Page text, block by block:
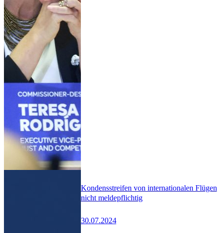
Kondensstreifen von internationalen Flügen
nicht meldepflichtig
30.07.2024